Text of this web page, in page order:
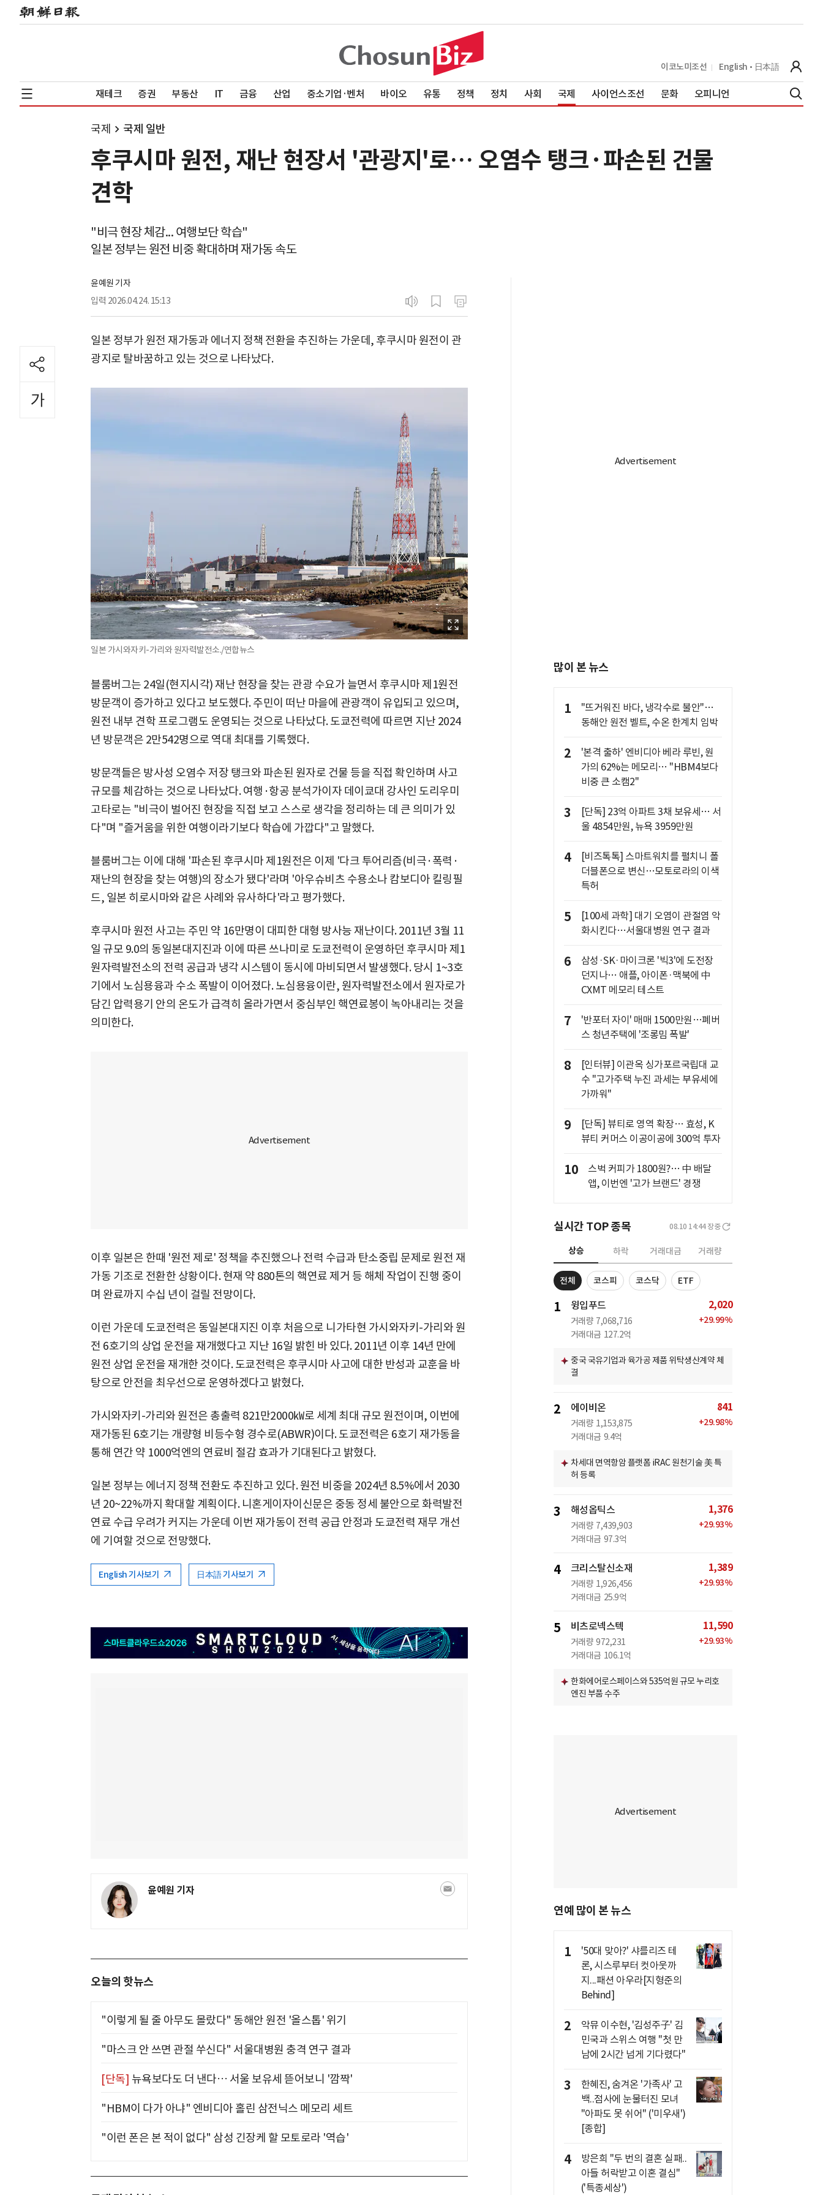
이코노미조선 English 日本語
재테크 증권 부동산 IT 금융 산업 중소기업·벤처 바이오 유통 정책 정치 사회 국제 사이언스조선 문화 오피니언
국제 국제 일반
후쿠시마 원전, 재난 현장서 '관광지'로… 오염수 탱크·파손된 건물
견학
"비극 현장 체감... 여행보단 학습"
일본 정부는 원전 비중 확대하며 재가동 속도
윤예원 기자
입력 2026.04.24. 15:13
일본 정부가 원전 재가동과 에너지 정책 전환을 추진하는 가운데, 후쿠시마 원전이 관
광지로 탈바꿈하고 있는 것으로 나타났다.
일본 가시와자키-가리와 원자력발전소./연합뉴스
블룸버그는 24일(현지시각) 재난 현장을 찾는 관광 수요가 늘면서 후쿠시마 제1원전
방문객이 증가하고 있다고 보도했다. 주민이 떠난 마을에 관광객이 유입되고 있으며,
원전 내부 견학 프로그램도 운영되는 것으로 나타났다. 도쿄전력에 따르면 지난 2024
년 방문객은 2만542명으로 역대 최대를 기록했다.
방문객들은 방사성 오염수 저장 탱크와 파손된 원자로 건물 등을 직접 확인하며 사고
규모를 체감하는 것으로 나타났다. 여행·항공 분석가이자 데이쿄대 강사인 도리우미
고타로는 "비극이 벌어진 현장을 직접 보고 스스로 생각을 정리하는 데 큰 의미가 있
다"며 "즐거움을 위한 여행이라기보다 학습에 가깝다"고 말했다.
블룸버그는 이에 대해 '파손된 후쿠시마 제1원전은 이제 '다크 투어리즘(비극·폭력·
재난의 현장을 찾는 여행)의 장소가 됐다'라며 '아우슈비츠 수용소나 캄보디아 킬링필
드, 일본 히로시마와 같은 사례와 유사하다'라고 평가했다.
후쿠시마 원전 사고는 주민 약 16만명이 대피한 대형 방사능 재난이다. 2011년 3월 11
일 규모 9.0의 동일본대지진과 이에 따른 쓰나미로 도쿄전력이 운영하던 후쿠시마 제1
원자력발전소의 전력 공급과 냉각 시스템이 동시에 마비되면서 발생했다. 당시 1~3호
기에서 노심용융과 수소 폭발이 이어졌다. 노심용융이란, 원자력발전소에서 원자로가
담긴 압력용기 안의 온도가 급격히 올라가면서 중심부인 핵연료봉이 녹아내리는 것을
의미한다.
이후 일본은 한때 '원전 제로' 정책을 추진했으나 전력 수급과 탄소중립 문제로 원전 재
가동 기조로 전환한 상황이다. 현재 약 880톤의 핵연료 제거 등 해체 작업이 진행 중이
며 완료까지 수십 년이 걸릴 전망이다.
이런 가운데 도쿄전력은 동일본대지진 이후 처음으로 니가타현 가시와자키-가리와 원
전 6호기의 상업 운전을 재개했다고 지난 16일 밝힌 바 있다. 2011년 이후 14년 만에
원전 상업 운전을 재개한 것이다. 도쿄전력은 후쿠시마 사고에 대한 반성과 교훈을 바
탕으로 안전을 최우선으로 운영하겠다고 밝혔다.
가시와자키-가리와 원전은 총출력 821만2000㎾로 세계 최대 규모 원전이며, 이번에
재가동된 6호기는 개량형 비등수형 경수로(ABWR)이다. 도쿄전력은 6호기 재가동을
통해 연간 약 1000억엔의 연료비 절감 효과가 기대된다고 밝혔다.
일본 정부는 에너지 정책 전환도 추진하고 있다. 원전 비중을 2024년 8.5%에서 2030
년 20~22%까지 확대할 계획이다. 니혼게이자이신문은 중동 정세 불안으로 화력발전
연료 수급 우려가 커지는 가운데 이번 재가동이 전력 공급 안정과 도쿄전력 재무 개선
에 기여할 것으로 전망했다.
English 기사보기 日本語 기사보기
윤예원 기자
오늘의 핫뉴스
"이렇게 될 줄 아무도 몰랐다" 동해안 원전 '올스톱' 위기
"마스크 안 쓰면 관절 쑤신다" 서울대병원 충격 연구 결과
[단독] 뉴욕보다도 더 낸다… 서울 보유세 뜯어보니 '깜짝'
"HBM이 다가 아냐" 엔비디아 홀린 삼전닉스 메모리 세트
"이런 폰은 본 적이 없다" 삼성 긴장케 할 모토로라 '역습'
많이 본 뉴스
1
"뜨거워진 바다, 냉각수로 불안"…
동해안 원전 벨트, 수온 한계치 임박
2
'본격 출하' 엔비디아 베라 루빈, 원
가의 62%는 메모리… "HBM4보다
비중 큰 소캠2"
3
[단독] 23억 아파트 3채 보유세… 서
울 4854만원, 뉴욕 3959만원
4
[비즈톡톡] 스마트워치를 펼치니 폴
더블폰으로 변신…모토로라의 이색
특허
5
[100세 과학] 대기 오염이 관절염 악
화시킨다…서울대병원 연구 결과
6
삼성·SK·마이크론 '빅3'에 도전장
던지나… 애플, 아이폰·맥북에 中
CXMT 메모리 테스트
7
'반포터 자이' 매매 1500만원…폐버
스 청년주택에 '조롱밈 폭발'
8
[인터뷰] 이관옥 싱가포르국립대 교
수 "고가주택 누진 과세는 부유세에
가까워"
9
[단독] 뷰티로 영역 확장… 효성, K
뷰티 커머스 이공이공에 300억 투자
10
스벅 커피가 1800원?… 中 배달
앱, 이번엔 '고가 브랜드' 경쟁
실시간 TOP 종목 08.10 14:44 장중
상승 하락 거래대금 거래량
전체 코스피 코스닥 ETF
1 윙입푸드
거래량 7,068,716
거래대금 127.2억
2,020
+29.99%
중국 국유기업과 육가공 제품 위탁생산계약 체
결
2 에이비온
거래량 1,153,875
거래대금 9.4억
841
+29.98%
차세대 면역항암 플랫폼 iRAC 원천기술 美 특
허 등록
3 해성옵틱스
거래량 7,439,903
거래대금 97.3억
1,376
+29.93%
4 크리스탈신소재
거래량 1,926,456
거래대금 25.9억
1,389
+29.93%
5 비츠로넥스텍
거래량 972,231
거래대금 106.1억
11,590
+29.93%
한화에어로스페이스와 535억원 규모 누리호
엔진 부품 수주
연예 많이 본 뉴스
1
'50대 맞아?' 샤를리즈 테
론, 시스루부터 컷아웃까
지...패션 아우라[지형준의
Behind]
2
악뮤 이수현, '김성주子' 김
민국과 스위스 여행 "첫 만
남에 2시간 넘게 기다렸다"
3
한혜진, 숨겨온 '가족사' 고
백..점사에 눈물터진 모녀
"아파도 못 쉬어" ('미우새')
[종합]
4
방은희 "두 번의 결혼 실패..
아들 허락받고 이혼 결심"
('특종세상')